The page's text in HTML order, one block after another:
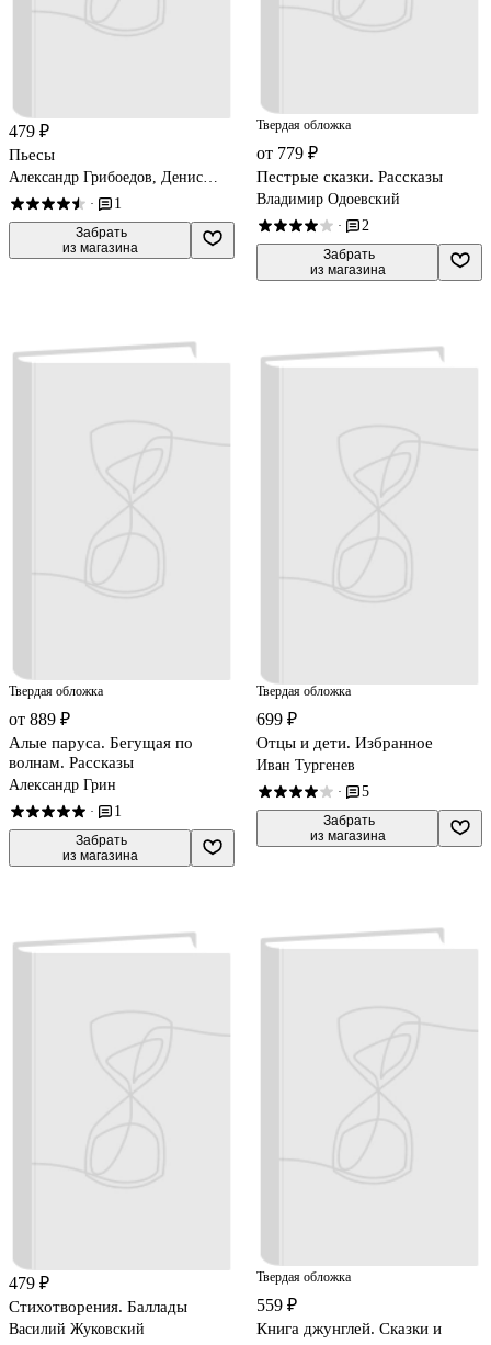
479 ₽
Пьесы
Александр Грибоедов, Денис
Фонвизин
· 1
Забрать
из магазина
Твердая обложка
от 779 ₽
Пестрые сказки. Рассказы
Владимир Одоевский
· 2
Забрать
из магазина
Твердая обложка
от 889 ₽
Алые паруса. Бегущая по
волнам. Рассказы
Александр Грин
· 1
Забрать
из магазина
Твердая обложка
699 ₽
Отцы и дети. Избранное
Иван Тургенев
· 5
Забрать
из магазина
479 ₽
Стихотворения. Баллады
Василий Жуковский
Твердая обложка
559 ₽
Книга джунглей. Сказки и